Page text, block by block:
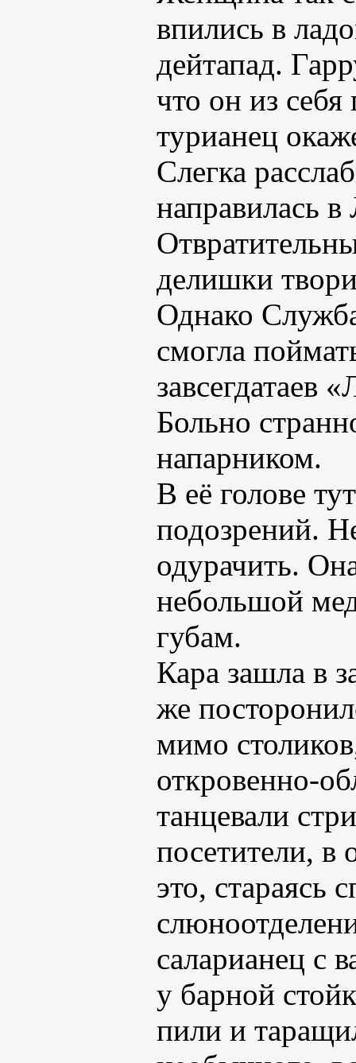
впились в
дейтапад.
что он из себя
турианец
Слегка
направилась
делишки
Однако
смогла
завсегдатаев
Больно
напарником.
В её голове
подозрений.
одурачить.
небольшой
губам.
Кара зашла в
же
мимо
откровенно-
танцевали
посетители,
это, стараясь
саларианец с
у барной
пили и